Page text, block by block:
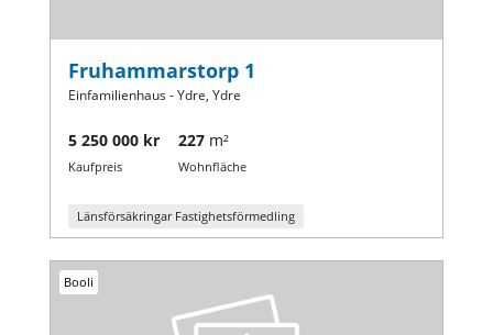
Fruhammarstorp 1
Einfamilienhaus - Ydre, Ydre
5 250 000 kr
Kaufpreis
227 m²
Wohnfläche
Länsförsäkringar Fastighetsförmedling
Booli